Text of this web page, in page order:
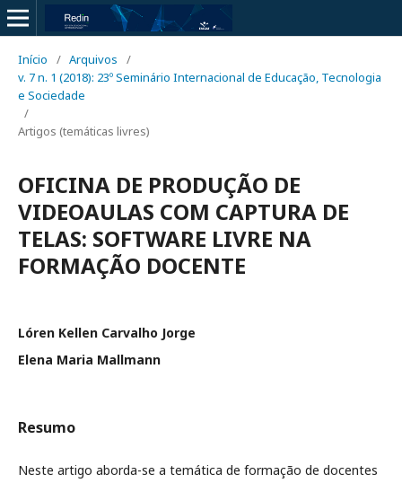
Início / Arquivos
/
v. 7 n. 1 (2018): 23º Seminário Internacional de Educação, Tecnologia
e Sociedade
/
Artigos (temáticas livres)
OFICINA DE PRODUÇÃO DE
VIDEOAULAS COM CAPTURA DE
TELAS: SOFTWARE LIVRE NA
FORMAÇÃO DOCENTE
Lóren Kellen Carvalho Jorge
Elena Maria Mallmann
Resumo
Neste artigo aborda-se a temática de formação de docentes